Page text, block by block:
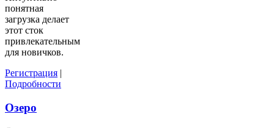
понятная
загрузка делает
этот сток
привлекательным
для новичков.
Регистрация
Подробности
Озеро